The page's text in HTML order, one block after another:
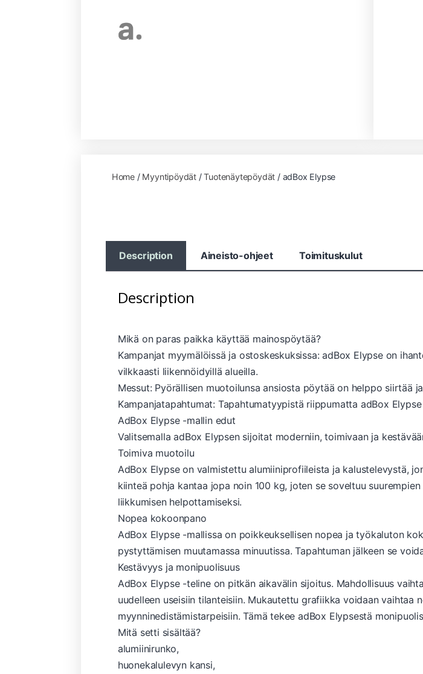
Home/ Myyntipöydät/Tuotenäytepöydät / adBox Elypse
Description Aineisto-ohjeet Toimituskulut
Description
Mikä on paras paikka käyttää mainospöytää?
Kampanjat myymälöissä ja ostoskeskuksissa: adBox Elypse on
vilkkaasti liikennöidyillä alueilla.
Messut: Pyörällisen muotoilunsa ansiosta pöytää on helppo siirtää
Kampanjatapahtumat: Tapahtumatyypistä riippumatta adBox
AdBox Elypse -mallin edut
Valitsemalla adBox Elypsen sijoitat moderniin, toimivaan ja
Toimiva muotoilu
AdBox Elypse on valmistettu alumiiniprofiileista ja kalustelevystä,
kiinteä pohja kantaa jopa noin 100 kg, joten se soveltuu
liikkumisen helpottamiseksi.
Nopea kokoonpano
AdBox Elypse -mallissa on poikkeuksellisen nopea ja työkaluton
pystyttämisen muutamassa minuutissa. Tapahtuman jälkeen se
Kestävyys ja monipuolisuus
AdBox Elypse -teline on pitkän aikavälin sijoitus. Mahdollisuus
uudelleen useisiin tilanteisiin. Mukautettu grafiikka voidaan vaihtaa
myynninedistämistarpeisiin. Tämä tekee adBox Elypsestä
Mitä setti sisältää?
alumiinirunko,
huonekalulevyn kansi,